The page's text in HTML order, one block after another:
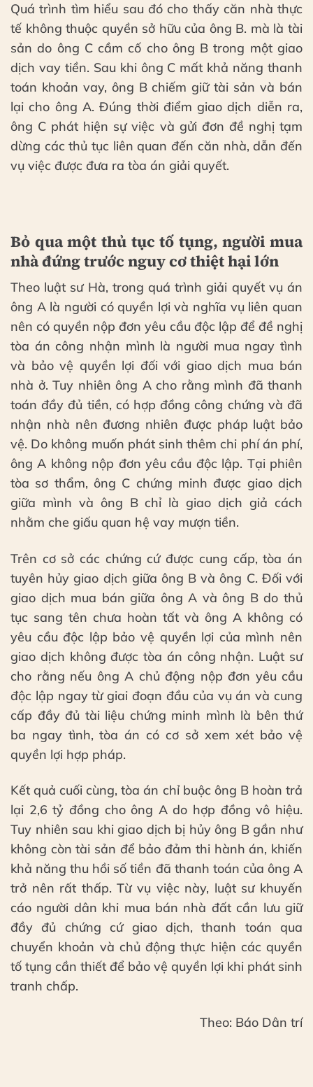
Quá trình tìm hiểu sau đó cho thấy căn nhà thực
tế không thuộc quyền sở hữu của ông B. mà là tài
sản do ông C cầm cố cho ông B trong một giao
dịch vay tiền. Sau khi ông C mất khả năng thanh
toán khoản vay, ông B chiếm giữ tài sản và bán
lại cho ông A. Đúng thời điểm giao dịch diễn ra,
ông C phát hiện sự việc và gửi đơn đề nghị tạm
dừng các thủ tục liên quan đến căn nhà, dẫn đến
vụ việc được đưa ra tòa án giải quyết.
Bỏ qua một thủ tục tố tụng, người mua
nhà đứng trước nguy cơ thiệt hại lớn
Theo luật sư Hà, trong quá trình giải quyết vụ án
ông A là người có quyền lợi và nghĩa vụ liên quan
nên có quyền nộp đơn yêu cầu độc lập để đề nghị
tòa án công nhận mình là người mua ngay tình
và bảo vệ quyền lợi đối với giao dịch mua bán
nhà ở. Tuy nhiên ông A cho rằng mình đã thanh
toán đầy đủ tiền, có hợp đồng công chứng và đã
nhận nhà nên đương nhiên được pháp luật bảo
vệ. Do không muốn phát sinh thêm chi phí án phí,
ông A không nộp đơn yêu cầu độc lập. Tại phiên
tòa sơ thẩm, ông C chứng minh được giao dịch
giữa mình và ông B chỉ là giao dịch giả cách
nhằm che giấu quan hệ vay mượn tiền.
Trên cơ sở các chứng cứ được cung cấp, tòa án
tuyên hủy giao dịch giữa ông B và ông C. Đối với
giao dịch mua bán giữa ông A và ông B do thủ
tục sang tên chưa hoàn tất và ông A không có
yêu cầu độc lập bảo vệ quyền lợi của mình nên
giao dịch không được tòa án công nhận. Luật sư
cho rằng nếu ông A chủ động nộp đơn yêu cầu
độc lập ngay từ giai đoạn đầu của vụ án và cung
cấp đầy đủ tài liệu chứng minh mình là bên thứ
ba ngay tình, tòa án có cơ sở xem xét bảo vệ
quyền lợi hợp pháp.
Kết quả cuối cùng, tòa án chỉ buộc ông B hoàn trả
lại 2,6 tỷ đồng cho ông A do hợp đồng vô hiệu.
Tuy nhiên sau khi giao dịch bị hủy ông B gần như
không còn tài sản để bảo đảm thi hành án, khiến
khả năng thu hồi số tiền đã thanh toán của ông A
trở nên rất thấp. Từ vụ việc này, luật sư khuyến
cáo người dân khi mua bán nhà đất cần lưu giữ
đầy đủ chứng cứ giao dịch, thanh toán qua
chuyển khoản và chủ động thực hiện các quyền
tố tụng cần thiết để bảo vệ quyền lợi khi phát sinh
tranh chấp.
Theo: Báo Dân trí